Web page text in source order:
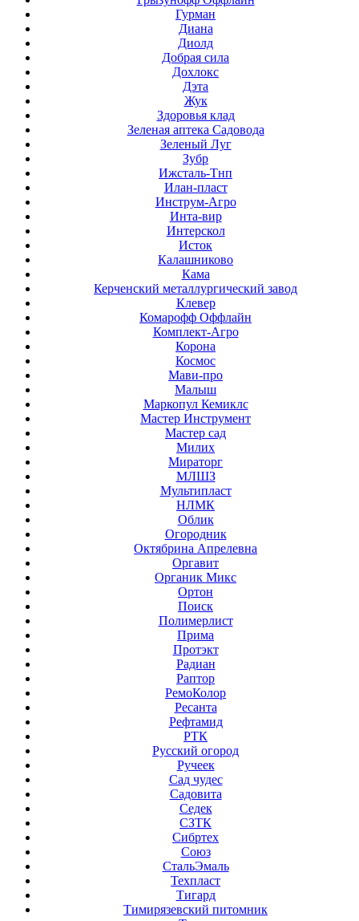
Гурман
Диана
Диолд
Добрая сила
Дохлокс
Дэта
Жук
Здоровья клад
Зеленая аптека Садовода
Зеленый Луг
Зубр
Ижсталь-Тнп
Илан-пласт
Инструм-Агро
Инта-вир
Интерскол
Исток
Калашниково
Кама
Керченский металлургический завод
Клевер
Комарофф Оффлайн
Комплект-Агро
Корона
Космос
Мави-про
Малыш
Маркопул Кемиклс
Мастер Инструмент
Мастер сад
Милих
Мираторг
МЛШЗ
Мультипласт
НЛМК
Облик
Огородник
Октябрина Апрелевна
Оргавит
Органик Микс
Ортон
Поиск
Полимерлист
Прима
Протэкт
Радиан
Раптор
РемоКолор
Ресанта
Рефтамид
РТК
Русский огород
Ручеек
Сад чудес
Садовита
Седек
СЗТК
Сибртех
Союз
СтальЭмаль
Техпласт
Тигард
Тимирязевский питомник